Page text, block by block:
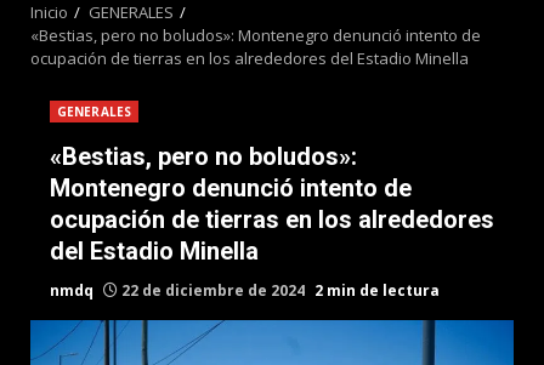
Inicio
GENERALES
«Bestias, pero no boludos»: Montenegro denunció intento de
ocupación de tierras en los alrededores del Estadio Minella
GENERALES
«Bestias, pero no boludos»:
Montenegro denunció intento de
ocupación de tierras en los alrededores
del Estadio Minella
nmdq 22 de diciembre de 2024 2 min de lectura